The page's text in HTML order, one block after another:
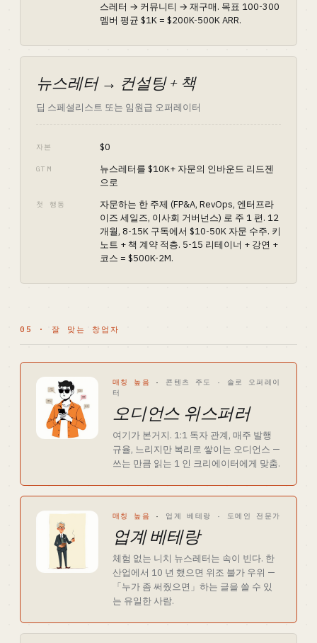
스레터 → 커뮤니티 → 재구매. 목표 100-300
멤버 평균 $1K = $200K-500K ARR.
뉴스레터 → 컨설팅 + 책
딥 스페셜리스트 또는 임원급 오퍼레이터
자본 $0
GTM
뉴스레터를 $10K+ 자문의 인바운드 리드젠
으로
첫 행동
자문하는 한 주제 (FP&A, RevOps, 엔터프라
이즈 세일즈, 이사회 거버넌스) 로 주 1 편. 12
개월, 8-15K 구독에서 $10-50K 자문 수주. 키
노트 + 책 계약 적층. 5-15 리테이너 + 강연 +
코스 = $500K-2M.
05 · 잘 맞는 창업자
매칭 높음 · 콘텐츠 주도 · 솔로 오퍼레이
터
오디언스 위스퍼러
여기가 본거지. 1:1 독자 관계, 매주 발행
규율, 느리지만 복리로 쌓이는 오디언스 —
쓰는 만큼 읽는 1 인 크리에이터에게 맞춤.
매칭 높음 · 업계 베테랑 · 도메인 전문가
업계 베테랑
체험 없는 니치 뉴스레터는 속이 빈다. 한
산업에서 10 년 했으면 위조 불가 우위 —
「누가 좀 써줬으면」하는 글을 쓸 수 있
는 유일한 사람.